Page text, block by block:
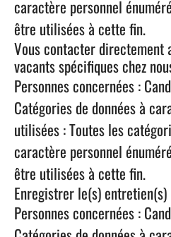
caractère personnel
être utilisées à cette fin.
Vous contacter directement
vacants spécifiques chez
Personnes concernées :
Catégories de données à
utilisées : Toutes les
caractère personnel
être utilisées à cette fin.
Enregistrer le(s) entretien(s)
Personnes concernées :